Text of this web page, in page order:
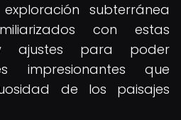
subterránea
con estas
ajustes para poder
impresionantes que
de los paisajes